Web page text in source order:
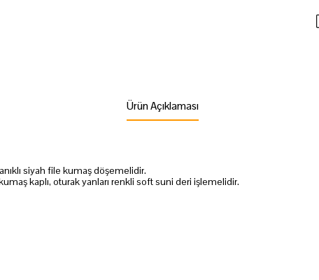
Ürün Açıklaması
siyah file kumaş döşemelidir.
kaplı, oturak yanları renkli soft suni deri işlemelidir.